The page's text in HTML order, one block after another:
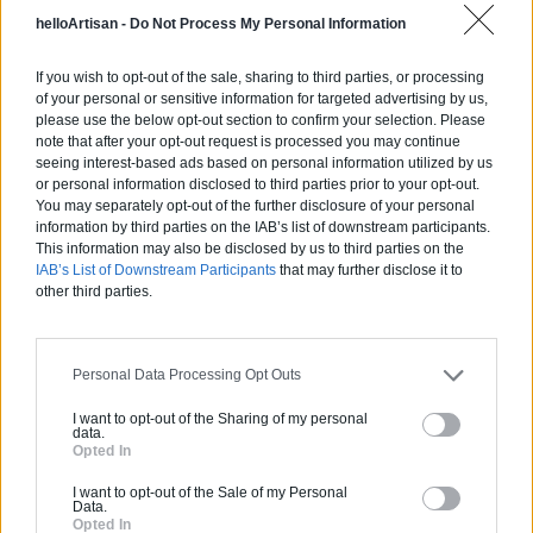
helloArtisan - Do Not Process My Personal Information
If you wish to opt-out of the sale, sharing to third parties, or processing
of your personal or sensitive information for targeted advertising by us,
please use the below opt-out section to confirm your selection. Please
note that after your opt-out request is processed you may continue
seeing interest-based ads based on personal information utilized by us
or personal information disclosed to third parties prior to your opt-out.
You may separately opt-out of the further disclosure of your personal
information by third parties on the IAB’s list of downstream participants.
This information may also be disclosed by us to third parties on the
IAB’s List of Downstream Participants that may further disclose it to
other third parties.
Personal Data Processing Opt Outs
I want to opt-out of the Sharing of my personal
data.
Opted In
I want to opt-out of the Sale of my Personal
Data.
Opted In
de la toiture, le coût de départ peut représenter un
investissement. L’isolation par l’extérieur est souvent plus
chère que l’isolation par l’intérieur. Toutefois, des aides
financières de l’État sont prévues dans le cas de travaux
visant à améliorer la performance thermique de l’habitat.
Calculez le prix de votre isolation
Les tarifs moyens pour une ITE
Les prix du marché montrent que l’isolation des murs par
l’extérieur coûte en moyenne entre
120 et 230 euros/m²